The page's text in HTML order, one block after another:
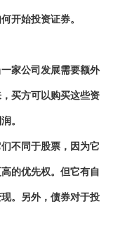
开始投资证券。
家公司发展需要额外
买方可以购买这些资
。
不同于股票，因为它
的优先权。但它有自
。另外，债券对于投